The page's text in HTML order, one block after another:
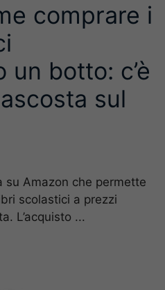
comprare i
un botto: c’è
sul
su Amazon che permette
scolastici a prezzi
L’acquisto ...